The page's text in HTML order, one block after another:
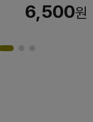
6,500원